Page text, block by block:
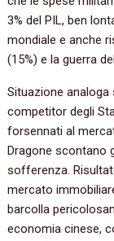
3% del PIL, ben
mondiale e anche
(15%) e la guerra
Situazione analoga
competitor degli
forsennati al
Dragone scontano
sofferenza.
mercato
barcolla
economia cinese,